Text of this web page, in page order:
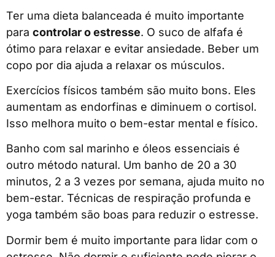
Ter uma dieta balanceada é muito importante
para controlar o estresse. O suco de alfafa é
ótimo para relaxar e evitar ansiedade. Beber um
copo por dia ajuda a relaxar os músculos.
Exercícios físicos também são muito bons. Eles
aumentam as endorfinas e diminuem o cortisol.
Isso melhora muito o bem-estar mental e físico.
Banho com sal marinho e óleos essenciais é
outro método natural. Um banho de 20 a 30
minutos, 2 a 3 vezes por semana, ajuda muito no
bem-estar. Técnicas de respiração profunda e
yoga também são boas para reduzir o estresse.
Dormir bem é muito importante para lidar com o